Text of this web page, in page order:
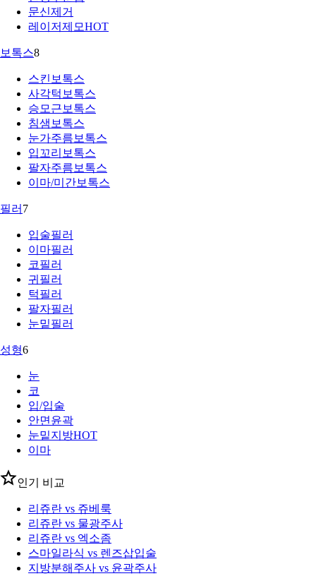
문신제거
레이저제모HOT
보톡스8
스킨보톡스
사각턱보톡스
승모근보톡스
침샘보톡스
눈가주름보톡스
입꼬리보톡스
팔자주름보톡스
이마/미간보톡스
필러 7
입술필러
이마필러
코필러
귀필러
턱필러
팔자필러
눈밑필러
성형6
눈
코
입/입술
안면윤곽
눈밑지방HOT
이마
인기 비교
리쥬란 vs 쥬베룩
리쥬란 vs 물광주사
리쥬란 vs 엑소좀
스마일라식 vs 렌즈삽입술
지방분해주사 vs 윤곽주사